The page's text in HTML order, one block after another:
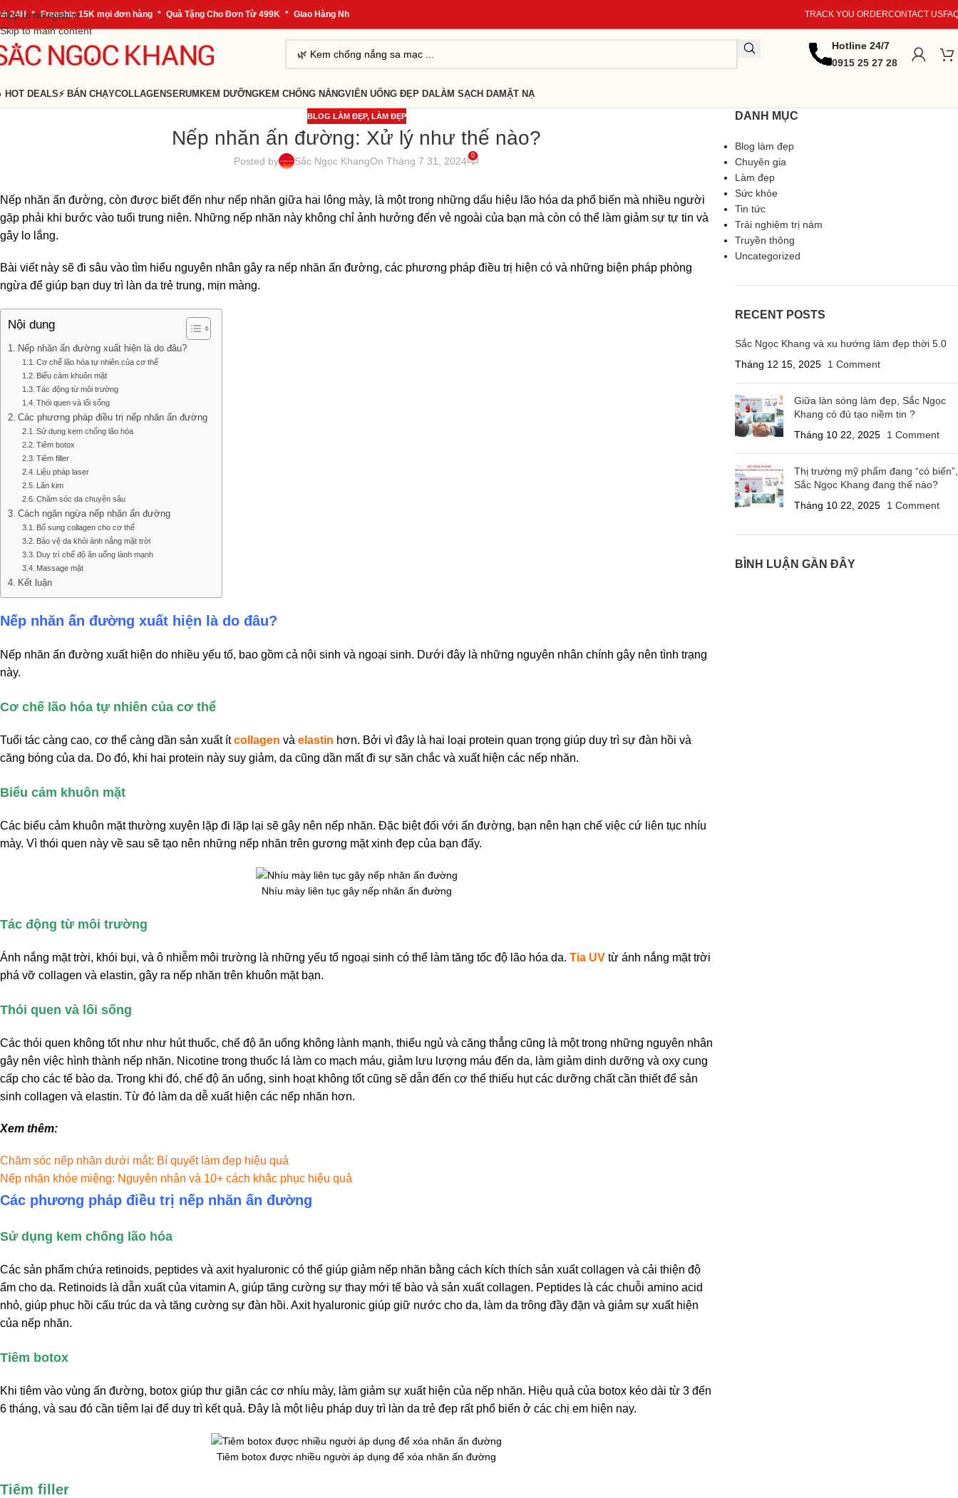
Skip to navigation
Skip to main content
* Freeship 15K mọi đơn hàng * Quà Tặng Cho Đơn Từ 499K * Giao Hàng Nhanh 24H TRACK YOU ORDERCONTACT US
Hotline 24/7
0915 25 27 28
HOT DEALS⚡ BÁN CHẠYCOLLAGENSERUMKEM DƯỠNGKEM CHỐNG NẮNGVIÊN UỐNG ĐẸP DALÀM SẠCH DAMẶT NẠ
BLOG LÀM ĐẸP, LÀM ĐẸP
Nếp nhăn ấn đường: Xử lý như thế nào?
Posted by Sắc Ngọc KhangOn Tháng 7 31, 2024 0
Nếp nhăn ấn đường, còn được biết đến như nếp nhăn giữa hai lông mày, là một trong những dấu hiệu lão hóa da phổ biến mà nhiều người
gặp phải khi bước vào tuổi trung niên. Những nếp nhăn này không chỉ ảnh hưởng đến vẻ ngoài của bạn mà còn có thể làm giảm sự tự tin và
gây lo lắng.
Bài viết này sẽ đi sâu vào tìm hiểu nguyên nhân gây ra nếp nhăn ấn đường, các phương pháp điều trị hiện có và những biện pháp phòng
ngừa để giúp bạn duy trì làn da trẻ trung, mịn màng.
Nội dung
Nếp nhăn ấn đường xuất hiện là do đâu?
Cơ chế lão hóa tự nhiên của cơ thể
Biểu cảm khuôn mặt
Tác động từ môi trường
Thói quen và lối sống
Các phương pháp điều trị nếp nhăn ấn đường
Sử dụng kem chống lão hóa
Tiêm botox
Tiêm filler
Liệu pháp laser
Lăn kim
Chăm sóc da chuyên sâu
Cách ngăn ngừa nếp nhăn ấn đường
Bổ sung collagen cho cơ thể
Bảo vệ da khỏi ánh nắng mặt trời
Duy trì chế độ ăn uống lành mạnh
Massage mặt
Kết luận
Nếp nhăn ấn đường xuất hiện là do đâu?
Nếp nhăn ấn đường xuất hiện do nhiều yếu tố, bao gồm cả nội sinh và ngoại sinh. Dưới đây là những nguyên nhân chính gây nên tình trạng
này.
Cơ chế lão hóa tự nhiên của cơ thể
Tuổi tác càng cao, cơ thể càng dần sản xuất ítcollagen và elastin hơn. Bởi vì đây là hai loại protein quan trọng giúp duy trì sự đàn hồi và
căng bóng của da. Do đó, khi hai protein này suy giảm, da cũng dần mất đi sự săn chắc và xuất hiện các nếp nhăn.
Biểu cảm khuôn mặt
Các biểu cảm khuôn mặt thường xuyên lặp đi lặp lại sẽ gây nên nếp nhăn. Đặc biệt đối với ấn đường, bạn nên hạn chế việc cứ liên tục nhíu
mày. Vì thói quen này về sau sẽ tạo nên những nếp nhăn trên gương mặt xinh đẹp của bạn đấy.
Nhíu mày liên tục gây nếp nhăn ấn đường
Tác động từ môi trường
Ánh nắng mặt trời, khói bụi, và ô nhiễm môi trường là những yếu tố ngoại sinh có thể làm tăng tốc độ lão hóa da. Tia UV từ ánh nắng mặt trời
phá vỡ collagen và elastin, gây ra nếp nhăn trên khuôn mặt bạn.
Thói quen và lối sống
Các thói quen không tốt như như hút thuốc, chế độ ăn uống không lành mạnh, thiếu ngủ và căng thẳng cũng là một trong những nguyên nhân
gây nên việc hình thành nếp nhăn. Nicotine trong thuốc lá làm co mạch máu, giảm lưu lượng máu đến da, làm giảm dinh dưỡng và oxy cung
cấp cho các tế bào da. Trong khi đó, chế độ ăn uống, sinh hoạt không tốt cũng sẽ dẫn đến cơ thể thiếu hụt các dưỡng chất cần thiết để sản
sinh collagen và elastin. Từ đó làm da dễ xuất hiện các nếp nhăn hơn.
Xem thêm:
Chăm sóc nếp nhăn dưới mắt: Bí quyết làm đẹp hiệu quả
Nếp nhăn khóe miệng: Nguyên nhân và 10+ cách khắc phục hiệu quả
Các phương pháp điều trị nếp nhăn ấn đường
Sử dụng kem chống lão hóa
Các sản phẩm chứa retinoids, peptides và axit hyaluronic có thể giúp giảm nếp nhăn bằng cách kích thích sản xuất collagen và cải thiện độ
ẩm cho da. Retinoids là dẫn xuất của vitamin A, giúp tăng cường sự thay mới tế bào và sản xuất collagen. Peptides là các chuỗi amino acid
nhỏ, giúp phục hồi cấu trúc da và tăng cường sự đàn hồi. Axit hyaluronic giúp giữ nước cho da, làm da trông đầy đặn và giảm sự xuất hiện
của nếp nhăn.
Tiêm botox
Khi tiêm vào vùng ấn đường, botox giúp thư giãn các cơ nhíu mày, làm giảm sự xuất hiện của nếp nhăn. Hiệu quả của botox kéo dài từ 3 đến
6 tháng, và sau đó cần tiêm lại để duy trì kết quả. Đây là một liệu pháp duy trì làn da trẻ đẹp rất phổ biến ở các chị em hiện nay.
Tiêm botox được nhiều người áp dụng để xóa nhăn ấn đường
Tiêm filler
DANH MỤC
Blog làm đẹp
Chuyên gia
Làm đẹp
Sức khỏe
Tin tức
Trải nghiệm trị nám
Truyền thông
Uncategorized
RECENT POSTS
Sắc Ngọc Khang và xu hướng làm đẹp thời 5.0
Tháng 12 15, 2025
1 Comment
Giữa làn sóng làm đẹp, Sắc Ngọc
Khang có đủ tạo niềm tin ?
Tháng 10 22, 2025
1 Comment
Thị trường mỹ phẩm đang “có biến”,
Sắc Ngọc Khang đang thế nào?
Tháng 10 22, 2025
1 Comment
BÌNH LUẬN GẦN ĐÂY